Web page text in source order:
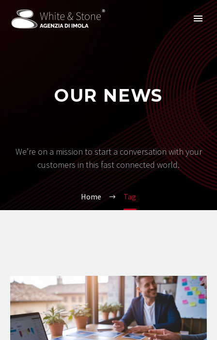
OUR NEWS
We’re on a mission to start a conversation with your
customers in this fast connected world.
Home Tag